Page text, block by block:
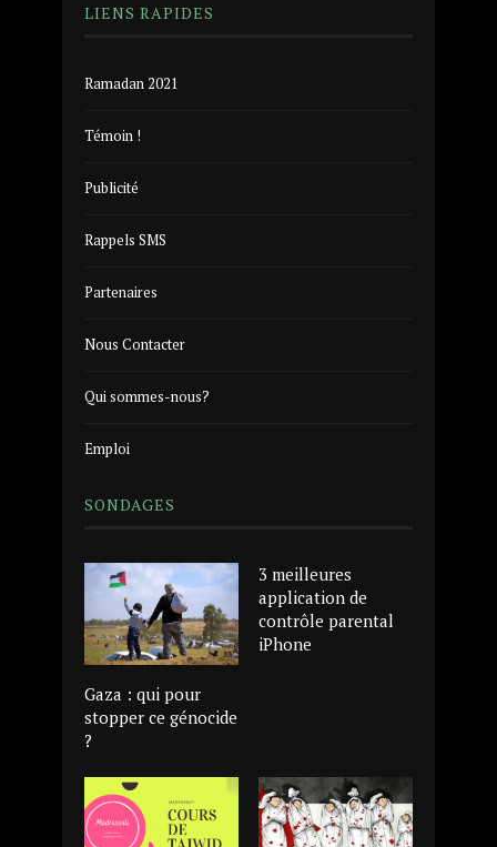
LIENS RAPIDES
Ramadan 2021
Témoin !
Publicité
Rappels SMS
Partenaires
Nous Contacter
Qui sommes-nous?
Emploi
SONDAGES
Gaza : qui pour
stopper ce génocide
?
3 meilleures
application de
contrôle parental
iPhone